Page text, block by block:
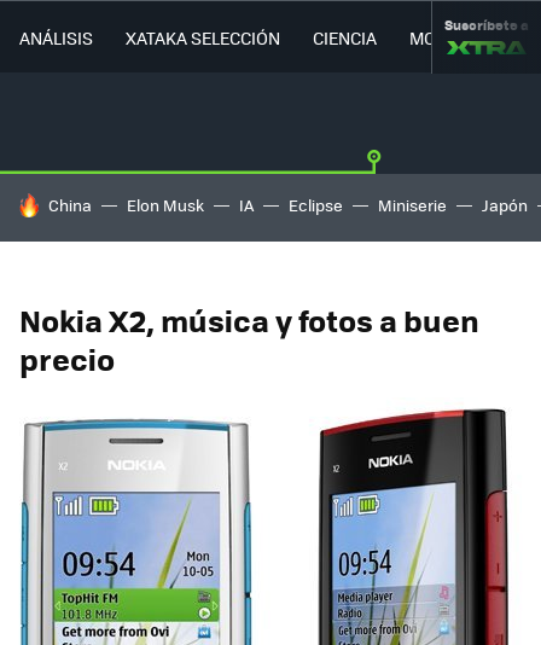
ANÁLISIS XATAKA SELECCIÓN CIENCIA MOVILIDAD
Suscríbete a
HOY SE HABLA DE
China Elon Musk IA Eclipse Miniserie Japón
Nokia X2, música y fotos a buen
precio